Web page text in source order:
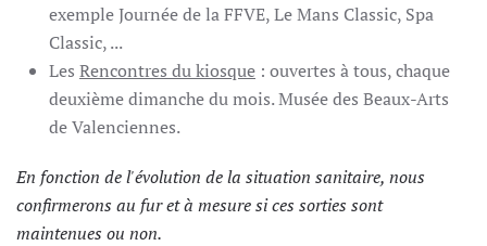
exemple Journée de la FFVE, Le Mans Classic, Spa
Classic, ...
Les Rencontres du kiosque : ouvertes à tous, chaque
deuxième dimanche du mois. Musée des Beaux-Arts
de Valenciennes.
En fonction de l'évolution de la situation sanitaire, nous
confirmerons au fur et à mesure si ces sorties sont
maintenues ou non.